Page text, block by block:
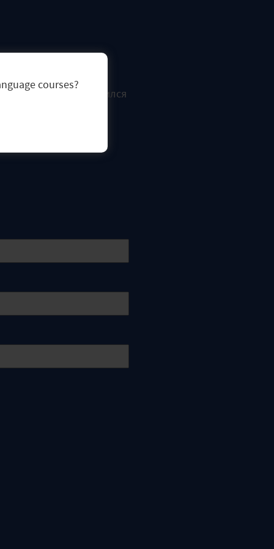
courses?
o’clock tea сохранился